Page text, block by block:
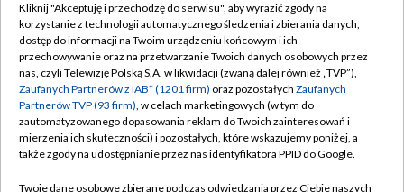
TVP
Abonament TVP
Emisja w TVP
Centrum informacji TVP
Naziemna Telewizja Cyfrowa
Regulamin TVP
Polityka prywatności
Moje zgody
Pomoc
Kliknij "Akceptuję i przechodzę do serwisu", aby wyrazić zgody na
korzystanie z technologii automatycznego śledzenia i zbierania danych,
dostęp do informacji na Twoim urządzeniu końcowym i ich
przechowywanie oraz na przetwarzanie Twoich danych osobowych przez
nas, czyli Telewizję Polską S.A. w likwidacji (zwaną dalej również „TVP”),
Zaufanych Partnerów z IAB* (1201 firm) oraz pozostałych Zaufanych
Partnerów TVP (93 firm), w celach marketingowych (w tym do
zautomatyzowanego dopasowania reklam do Twoich zainteresowań i
mierzenia ich skuteczności) i pozostałych, które wskazujemy poniżej, a
także zgody na udostępnianie przez nas identyfikatora PPID do Google.
Twoje dane osobowe zbierane podczas odwiedzania przez Ciebie naszych